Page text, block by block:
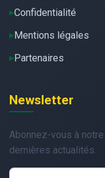
Confidentialité
Mentions légales
Partenaires
Newsletter
Abonnez-vous à
dernières actualités.